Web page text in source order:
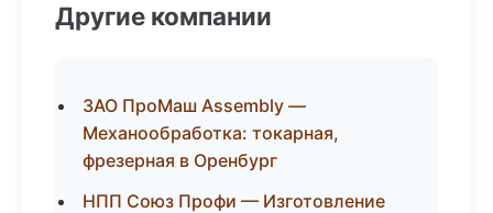
Другие компании
ЗАО ПроМаш Assembly —
Механообработка: токарная,
фрезерная в Оренбург
НПП Союз Профи — Изготовление